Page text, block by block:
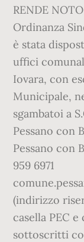
RENDE
Ordinanza
è stata
uffici
Iovara, con
Municipale,
sgambatoi a
Pessano con
Pessano con
959 6971
(indirizzo
casella PEC
sottoscritti